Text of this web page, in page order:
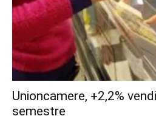
Unioncamere, +2,2%
semestre